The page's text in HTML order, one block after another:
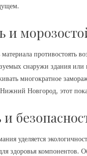
и
противостоять
снаружи здания
многократное
Новгород, этот
уделяется
здоровья компонентов.